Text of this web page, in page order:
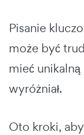
Pisanie
może być
mieć
wyróżniał.
Oto kroki,